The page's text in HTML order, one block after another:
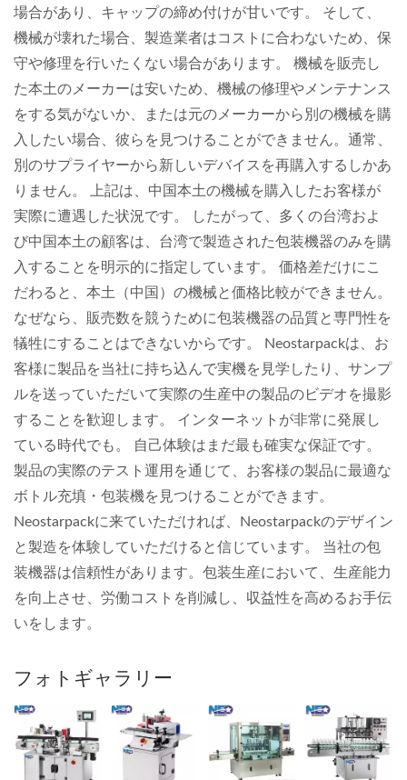
場合があり、キャップの締め付けが甘いです。 そして、
機械が壊れた場合、製造業者はコストに合わないため、保
守や修理を行いたくない場合があります。 機械を販売し
た本土のメーカーは安いため、機械の修理やメンテナンス
をする気がないか、または元のメーカーから別の機械を購
入したい場合、彼らを見つけることができません。通常、
別のサプライヤーから新しいデバイスを再購入するしかあ
りません。 上記は、中国本土の機械を購入したお客様が
実際に遭遇した状況です。 したがって、多くの台湾およ
び中国本土の顧客は、台湾で製造された包装機器のみを購
入することを明示的に指定しています。 価格差だけにこ
だわると、本土（中国）の機械と価格比較ができません。
なぜなら、販売数を競うために包装機器の品質と専門性を
犠牲にすることはできないからです。 Neostarpackは、お
客様に製品を当社に持ち込んで実機を見学したり、サンプ
ルを送っていただいて実際の生産中の製品のビデオを撮影
することを歓迎します。 インターネットが非常に発展し
ている時代でも。 自己体験はまだ最も確実な保証です。
製品の実際のテスト運用を通じて、お客様の製品に最適な
ボトル充填・包装機を見つけることができます。
Neostarpackに来ていただければ、Neostarpackのデザイン
と製造を体験していただけると信じています。 当社の包
装機器は信頼性があります。包装生産において、生産能力
を向上させ、労働コストを削減し、収益性を高めるお手伝
いをします。
フォトギャラリー